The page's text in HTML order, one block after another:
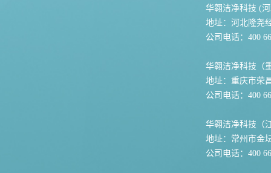
华翱洁净科技 (
地址：河北隆尧
公司电话：400
华翱洁净科技（
地址：重庆市荣
公司电话：400
华翱洁净科技（
地址：常州市金
公司电话：400